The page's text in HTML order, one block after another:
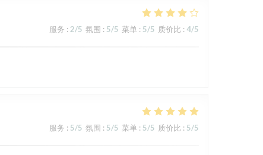
服务 : 2/5 氛围 : 5/5 菜单 : 5/5 质价比 : 4/5
服务 : 5/5 氛围 : 5/5 菜单 : 5/5 质价比 : 5/5